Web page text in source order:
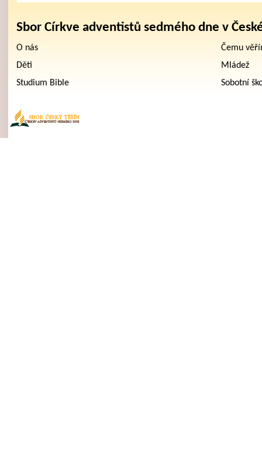
Sbor Církve adventistů sedmého dne v
O nás
Čemu
Děti
Mládež
Studium Bible
Sobotní